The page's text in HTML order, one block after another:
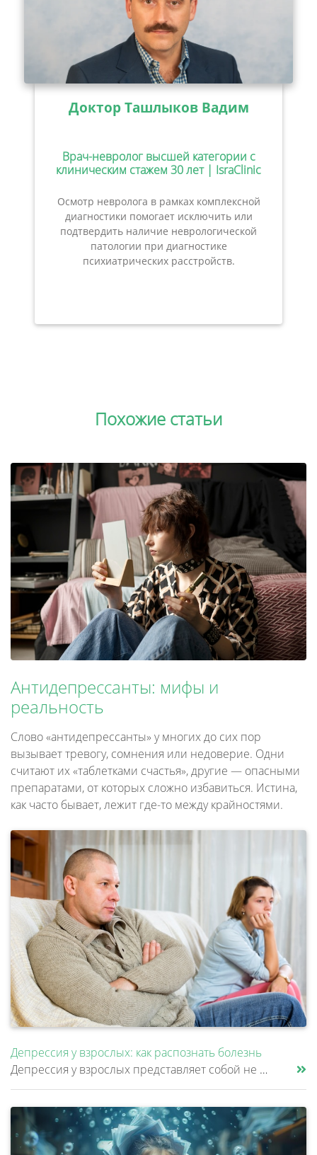
Доктор Ташлыков Вадим
Врач-невролог высшей категории с
клиническим стажем 30 лет | IsraClinic
Осмотр невролога в рамках комплексной
диагностики помогает исключить или
подтвердить наличие неврологической
патологии при диагностике
психиатрических расстройств.
Похожие статьи
Антидепрессанты: мифы и
реальность
Слово «антидепрессанты» у многих до сих пор
вызывает тревогу, сомнения или недоверие. Одни
считают их «таблетками счастья», другие — опасными
препаратами, от которых сложно избавиться. Истина,
как часто бывает, лежит где-то между крайностями.
Депрессия у взрослых: как распознать болезнь
Депрессия у взрослых представляет собой не просто временное ухудшение настроения, а клиническое расстройство, затрагиваю......